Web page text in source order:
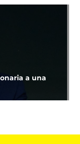
a una